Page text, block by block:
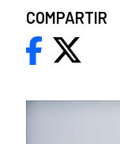
COMPARTIR